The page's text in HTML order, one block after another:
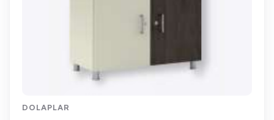
WhatsApp Sipariş
DOLAPLAR